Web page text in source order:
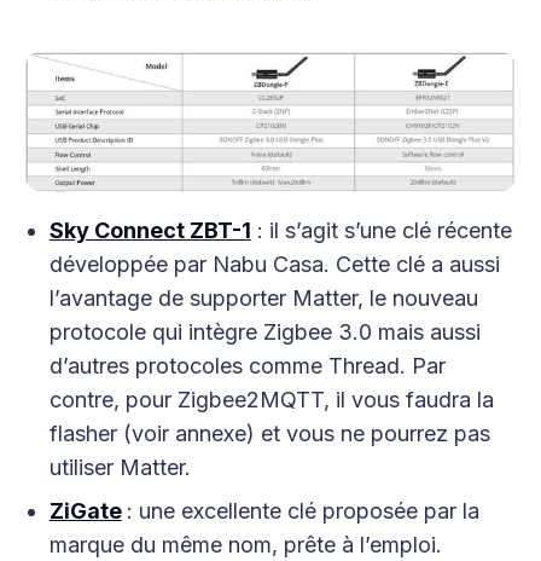
Sky Connect ZBT-1 : il s’agit s’une clé récente
développée par Nabu Casa. Cette clé a aussi
l’avantage de supporter Matter, le nouveau
protocole qui intègre Zigbee 3.0 mais aussi
d’autres protocoles comme Thread. Par
contre, pour Zigbee2MQTT, il vous faudra la
flasher (voir annexe) et vous ne pourrez pas
utiliser Matter.
ZiGate : une excellente clé proposée par la
marque du même nom, prête à l’emploi.